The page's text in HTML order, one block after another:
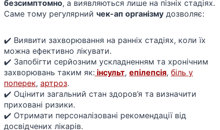
безсимптомно, а виявляються лише на пізніх стадіях.
Саме тому регулярний чек-ап організму дозволяє:
✔️ Виявити захворювання на ранніх стадіях, коли їх
можна ефективно лікувати.
✔️ Запобігти серйозним ускладненням та хронічним
захворювань таким як: інсульт, епілепсія, біль у
поперек, артроз.
✔️ Оцінити загальний стан здоров’я та визначити
приховані ризики.
✔️ Отримати персоналізовані рекомендації від
досвідчених лікарів.